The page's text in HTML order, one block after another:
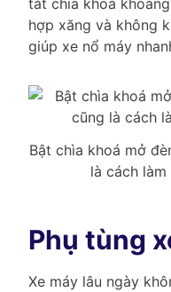
tắt chìa khoá
hợp xăng và không
giúp xe nổ máy
Bật chìa khoá mở
là cách
Phụ tùng
Xe máy lâu ngày